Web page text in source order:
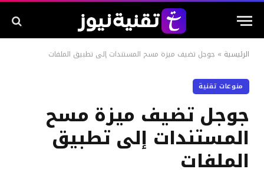
الرئيسية » جوجل تضيف ميزة مسح المستندات إلى تطبيق الملفات
منوعات تقنية
جوجل تضيف ميزة مسح
المستندات إلى تطبيق
الملفات